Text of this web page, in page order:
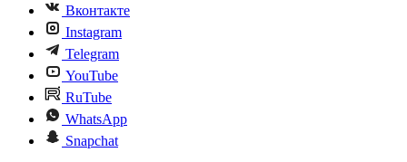
Вконтакте
Instagram
Telegram
YouTube
RuTube
WhatsApp
Snapchat